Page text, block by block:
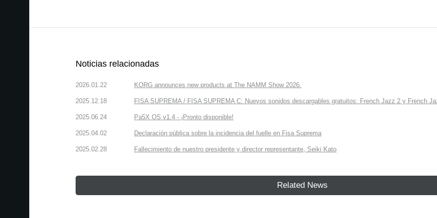
Noticias relacionadas
2026.01.22 KORG announces new products at The NAMM Show 2026.
2025.12.18 FISA SUPREMA / FISA SUPREMA C: Nuevos sonidos descargables gratuitos: French Jazz 2 y French
2025.06.24 Pa5X OS v1.4 - ¡Pronto disponible!
2025.04.02 Declaración pública sobre la incidencia del fuelle en Fisa Suprema
2025.02.28 Fallecimiento de nuestro presidente y director representante, Seiki Kato
Related News